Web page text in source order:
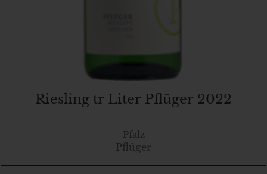
Riesling tr Liter Pflüger 2022
Pfalz
Pflüger